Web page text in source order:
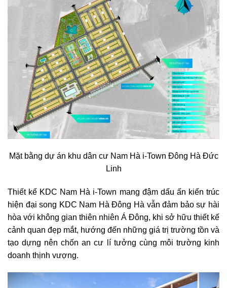
Mặt bằng dự án khu dân cư Nam Hà i-Town Đông Hà Đức
Linh
Thiết kế KDC Nam Hà i-Town mang đậm dấu ấn kiến trúc
hiện đại song KDC Nam Hà Đông Hà vẫn đảm bảo sự hài
hòa với không gian thiên nhiên Á Đông, khi sở hữu thiết kế
cảnh quan đẹp mắt, hướng đến những giá trị trường tồn và
tạo dựng nên chốn an cư lí tưởng cùng môi trường kinh
doanh thịnh vượng.